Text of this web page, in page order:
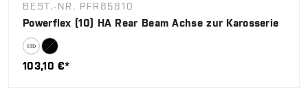
BEST.-NR. PFR85810
Powerflex (10) HA Rear Beam Achse zur Karosserie
103,10 €*